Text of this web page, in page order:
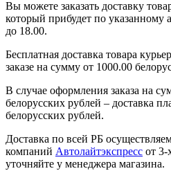
Вы можете заказать доставку
который прибудет по указанному
до 18.00.
Бесплатная доставка товара
заказе на сумму от 1000.00
В случае оформления заказа на
белорусских рублей – доставка
белорусских рублей.
Доставка по всей РБ
компаний Автолайтэкспресс от 3-
уточняйте у менеджера магазина.